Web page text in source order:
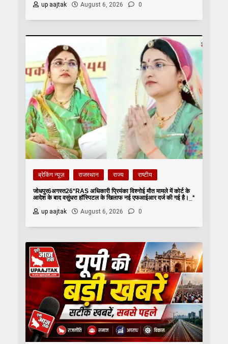
up aajtak
August 6, 2026 0
ब्रेकिंग न्यूज़ राजस्थान राज्य राष्टीय
जोधपुर6अगस्त26*RAS अधिकारी प्रियंका विश्नोई मौत मामले में कोर्ट के
आदेश के बाद वसुंधरा हॉस्पिटल के खिलाफ नई एफआईआर दर्ज की गई है।_*
up aajtak
August 6, 2026 0